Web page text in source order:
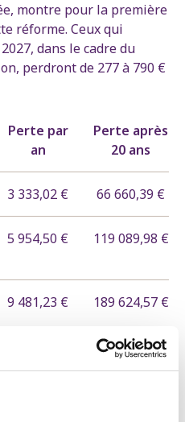
montre pour la première
réforme. Ceux qui
dans le cadre du
perdront de 277 à 790 €
Perte par
an
Perte après
20 ans
3 333,02 € 66 660,39 €
5 954,50 € 119 089,98 €
9 481,23 € 189 624,57 €
qui ont déjà 15 années
378 euros par mois :